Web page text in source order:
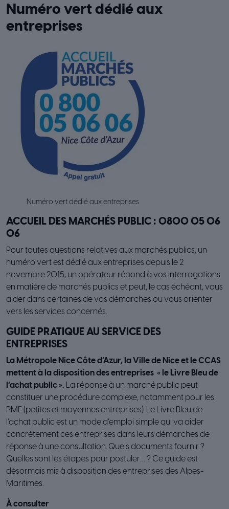
Numéro vert dédié aux
entreprises
Numéro vert dédié aux entreprises
ACCUEIL DES MARCHÉS PUBLIC : 0800 05 06
06
Pour toutes questions relatives aux marchés publics, un
numéro vert est dédié aux entreprises depuis le 2
novembre 2015, un opérateur répond à vos interrogations
en matière de marchés publics et peut, le cas échéant, vous
aider dans certaines de vos démarches ou vous orienter
vers les services concernés.
GUIDE PRATIQUE AU SERVICE DES
ENTREPRISES
La Métropole Nice Côte d’Azur, la Ville de Nice et le CCAS
mettent à la disposition des entreprises « le Livre Bleu de
l’achat public ». La réponse à un marché public peut
constituer une procédure complexe, notamment pour les
PME (petites et moyennes entreprises). Le Livre Bleu de
l’achat public est un mode d’emploi simple qui va aider
concrètement ces entreprises dans leurs démarches de
réponse à une consultation. Quels documents fournir ?
Quelles sont les étapes pour postuler… ? Ce guide est
désormais mis à disposition des entreprises des Alpes-
Maritimes.
À consulter